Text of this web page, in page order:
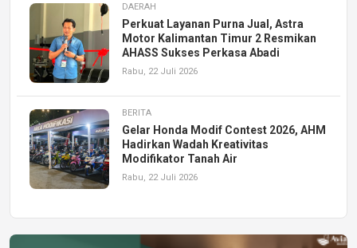
DAERAH
Perkuat Layanan Purna Jual, Astra
Motor Kalimantan Timur 2 Resmikan
AHASS Sukses Perkasa Abadi
Rabu, 22 Juli 2026
BERITA
Gelar Honda Modif Contest 2026, AHM
Hadirkan Wadah Kreativitas
Modifikator Tanah Air
Rabu, 22 Juli 2026